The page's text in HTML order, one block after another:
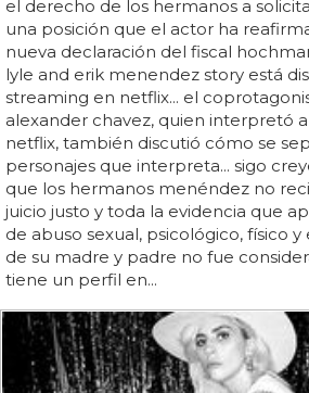
el derecho de los hermanos a
una posición que el actor ha
nueva declaración del fiscal
lyle and erik menendez story está
streaming en netflix... el
alexander chavez, quien interpretó
netflix, también discutió cómo se
personajes que interpreta... sigo
que los hermanos menéndez no
juicio justo y toda la evidencia que
de abuso sexual, psicológico, físico
de su madre y padre no fue
tiene un perfil en...